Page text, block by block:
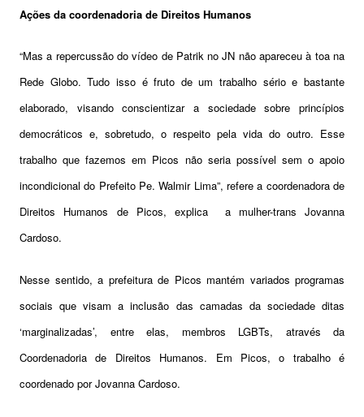
Ações da coordenadoria de Direitos Humanos
“Mas a repercussão do vídeo de Patrik no JN não apareceu à toa na
Rede Globo. Tudo isso é fruto de um trabalho sério e bastante
elaborado, visando conscientizar a sociedade sobre princípios
democráticos e, sobretudo, o respeito pela vida do outro. Esse
trabalho que fazemos em Picos não seria possível sem o apoio
incondicional do Prefeito Pe. Walmir Lima”, refere a coordenadora de
Direitos Humanos de Picos, explica a mulher-trans Jovanna
Cardoso.
Nesse sentido, a prefeitura de Picos mantém variados programas
sociais que visam a inclusão das camadas da sociedade ditas
‘marginalizadas’, entre elas, membros LGBTs, através da
Coordenadoria de Direitos Humanos. Em Picos, o trabalho é
coordenado por Jovanna Cardoso.